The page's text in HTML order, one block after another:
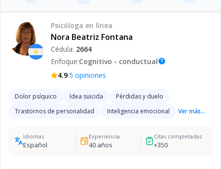
Psicóloga en línea
Nora Beatriz Fontana
Cédula: 2664
Enfoque:Cognitivo - conductualhelp
4.9·5 opiniones
Dolor psíquico Idea suicida
Pérdidas y duelo
Trastornos de personalidad
Inteligencia emocional Ver más...
Idiomas
Español
Experiencia
40años
Citas completadas
+350